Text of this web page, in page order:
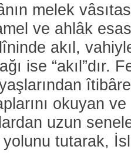
melek
ve ahlâk
akıl,
ise “akıl”dır.
okuyan
uzun
tutarak,